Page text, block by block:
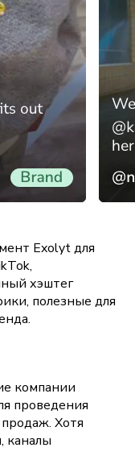
Exolyt для
хэштег
полезные для
компании
проведения
Хотя
каналы